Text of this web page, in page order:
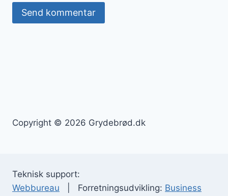
Copyright © 2026 Grydebrød.dk
Teknisk support:
Webbureau | Forretningsudvikling: Business